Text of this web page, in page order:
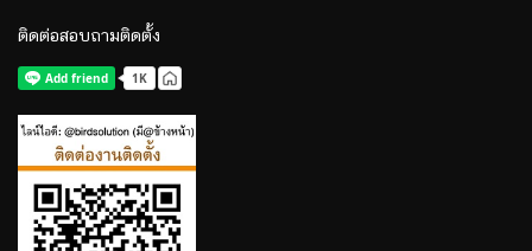
ติดต่อสอบถามติดตั้ง